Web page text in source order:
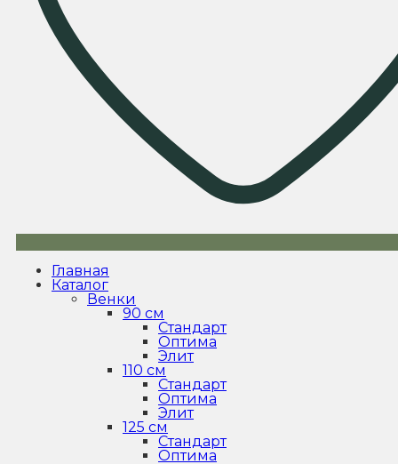
Главная
Каталог
Венки
90 см
Стандарт
Оптима
Элит
110 см
Стандарт
Оптима
Элит
125 см
Стандарт
Оптима